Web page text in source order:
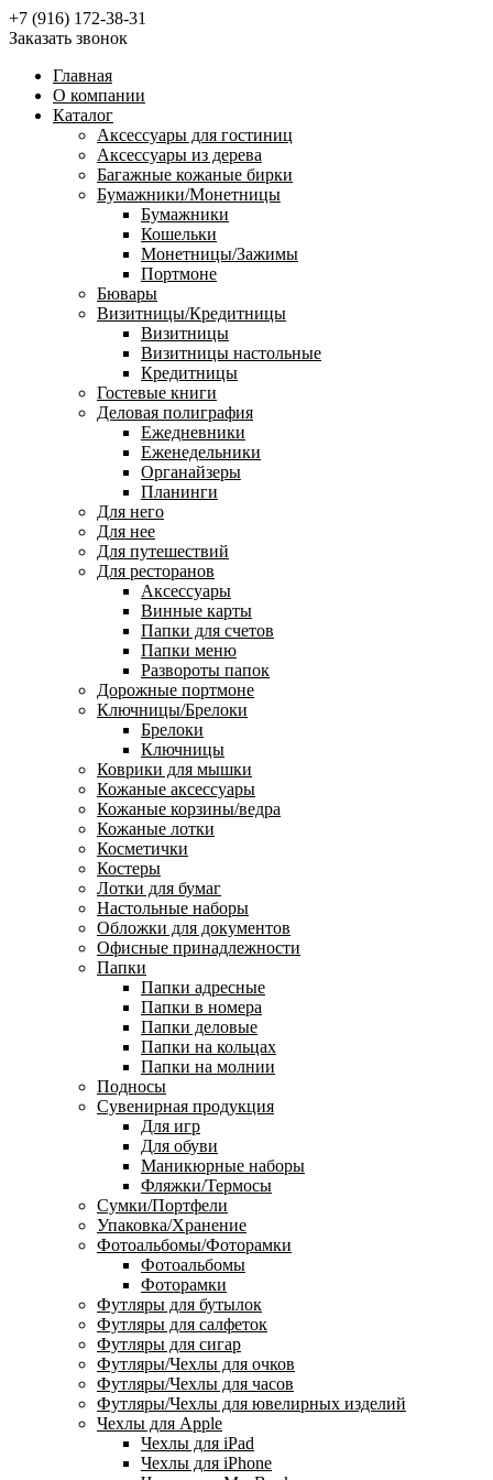
+7 (916) 172-38-31
Заказать звонок
Главная
О компании
Каталог
Аксессуары для гостиниц
Аксессуары из дерева
Багажные кожаные бирки
Бумажники/Монетницы
Бумажники
Кошельки
Монетницы/Зажимы
Портмоне
Бювары
Визитницы/Кредитницы
Визитницы
Визитницы настольные
Кредитницы
Гостевые книги
Деловая полиграфия
Ежедневники
Еженедельники
Органайзеры
Планинги
Для него
Для нее
Для путешествий
Для ресторанов
Аксессуары
Винные карты
Папки для счетов
Папки меню
Развороты папок
Дорожные портмоне
Ключницы/Брелоки
Брелоки
Ключницы
Коврики для мышки
Кожаные аксессуары
Кожаные корзины/ведра
Кожаные лотки
Косметички
Костеры
Лотки для бумаг
Настольные наборы
Обложки для документов
Офисные принадлежности
Папки
Папки адресные
Папки в номера
Папки деловые
Папки на кольцах
Папки на молнии
Подносы
Сувенирная продукция
Для игр
Для обуви
Маникюрные наборы
Фляжки/Термосы
Сумки/Портфели
Упаковка/Хранение
Фотоальбомы/Фоторамки
Фотоальбомы
Фоторамки
Футляры для бутылок
Футляры для салфеток
Футляры для сигар
Футляры/Чехлы для очков
Футляры/Чехлы для часов
Футляры/Чехлы для ювелирных изделий
Чехлы для Apple
Чехлы для iPad
Чехлы для iPhone